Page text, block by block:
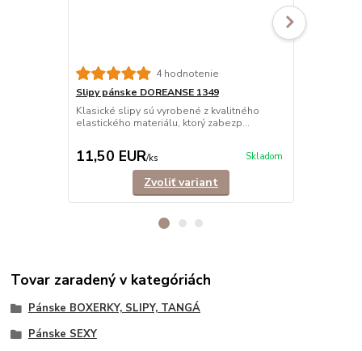
4 hodnotenie
Slipy pánske DOREANSE 1349
Klasické slipy sú vyrobené z kvalitného
elastického materiálu, ktorý zabezp...
11,50 EUR/ks Skladom
Zvoliť variant
Tovar zaradený v kategóriách
Pánske BOXERKY, SLIPY, TANGÁ
Pánske SEXY